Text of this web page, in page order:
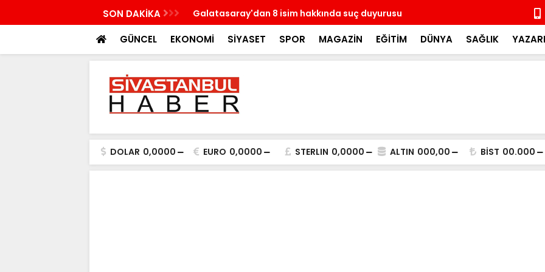
SON DAKİKA
çalışma ziyareti gerçekleştirecek Galatasaray'dan 8 isim hakkında suç duyurusu
14 ay
coşkulu
GÜNCEL EKONOMİ SİYASET SPOR MAGAZİN EĞİTİM DÜNYA SAĞLIK
DOLAR 0,0000 EURO 0,0000 STERLIN 0,0000 ALTIN 000,00 BİST 00.000